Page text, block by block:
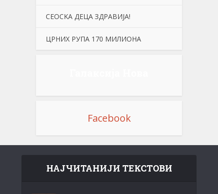
СЕОСKА ДЕЦА ЗДРАВИЈА!
ЦРНИХ РУПА 170 МИЛИОНА
Facebook
НАЈЧИТАНИЈИ ТЕКСТОВИ